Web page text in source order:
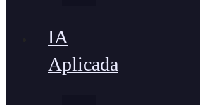
IA
Aplicada